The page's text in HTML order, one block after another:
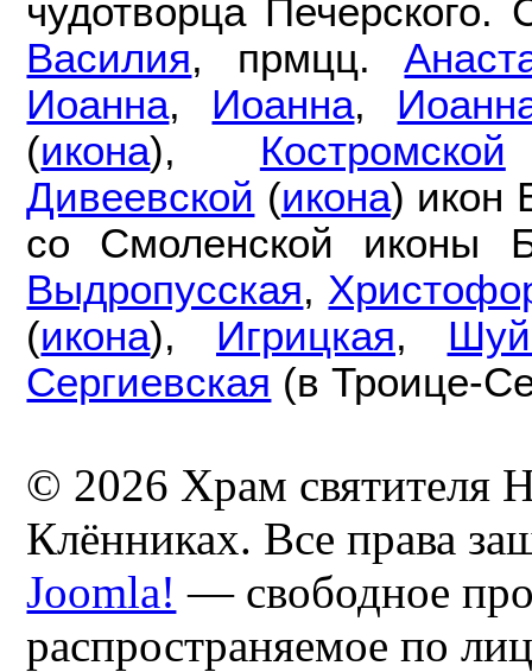
чудотворца
Василия, прмцц.
Иоанна, Иоанна,
(икона), Костромской
Дивеевской (икона) икон
со Смоленской иконы
Выдропусская,
(икона), Игрицкая,
Сергиевская (в Троице-
© 2026 Храм святителя
Клённиках. Все права
Joomla! — свободное
распространяемое по